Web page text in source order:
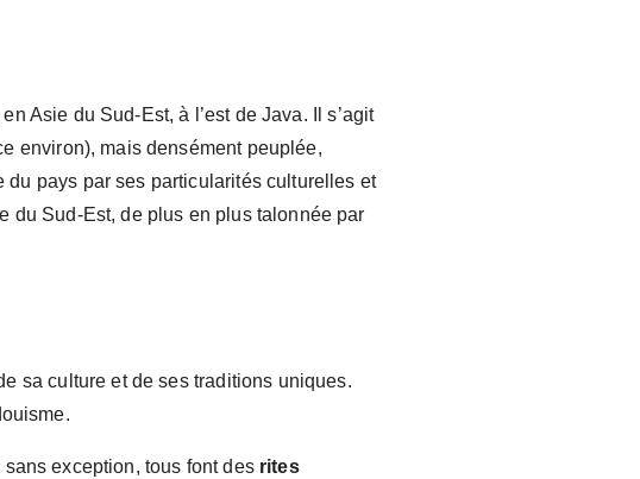
Asie du Sud-Est, à l’est de Java. Il s’agit
environ), mais densément peuplée,
du pays par ses particularités culturelles et
du Sud-Est, de plus en plus talonnée par
sa culture et de ses traditions uniques.
exception, tous font des rites